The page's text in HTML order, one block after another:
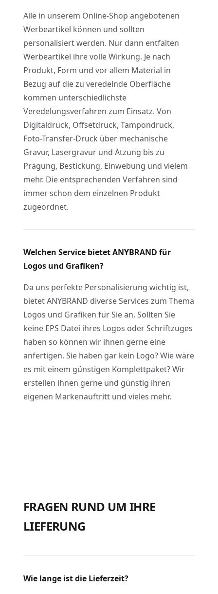
Alle in unserem Online-Shop angebotenen
Werbeartikel können und sollten
personalisiert werden. Nur dann entfalten
Werbeartikel ihre volle Wirkung. Je nach
Produkt, Form und vor allem Material in
Bezug auf die zu veredelnde Oberfläche
kommen unterschiedlichste
Veredelungsverfahren zum Einsatz. Von
Digitaldruck, Offsetdruck, Tampondruck,
Foto-Transfer-Druck über mechanische
Gravur, Lasergravur und Ätzung bis zu
Prägung, Bestickung, Einwebung und vielem
mehr. Die entsprechenden Verfahren sind
immer schon dem einzelnen Produkt
zugeordnet.
Welchen Service bietet ANYBRAND für
Logos und Grafiken?
Da uns perfekte Personalisierung wichtig ist,
bietet ANYBRAND diverse Services zum Thema
Logos und Grafiken für Sie an. Sollten Sie
keine EPS Datei ihres Logos oder Schriftzuges
haben so können wir ihnen gerne eine
anfertigen. Sie haben gar kein Logo? Wie wäre
es mit einem günstigen Komplettpaket? Wir
erstellen ihnen gerne und günstig ihren
eigenen Markenauftritt und vieles mehr.
FRAGEN RUND UM IHRE
LIEFERUNG
Wie lange ist die Lieferzeit?